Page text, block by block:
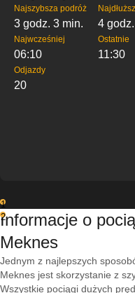
Najszybsza podróż
3 godz. 3 min. 4
Najwcześniej
06:10
Ostatnie
11:30
Odjazdy
20
1
2
Informacje o
Meknes
Jednym z najlepszych
Meknes jest skorzystanie z
Wszystkie pociągi dużych